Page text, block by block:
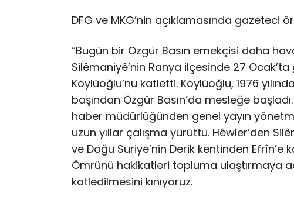
DFG ve MKG’nin açıklamasında gazeteci
“Bugün bir Özgür Basın emekçisi daha
Silêmaniyê’nin Ranya ilçesinde 27
Köylüoğlu’nu katletti. Köylüoğlu, 1976
başından Özgür Basın’da mesleğe
haber müdürlüğünden genel yayın
uzun yıllar çalışma yürüttü. Hêwler’den
ve Doğu Suriye’nin Derik kentinden
Ömrünü hakikatleri topluma ulaştırmaya
katledilmesini kınıyoruz.